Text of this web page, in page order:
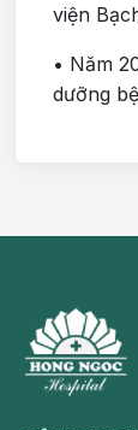
viện
• Năm
dưỡng